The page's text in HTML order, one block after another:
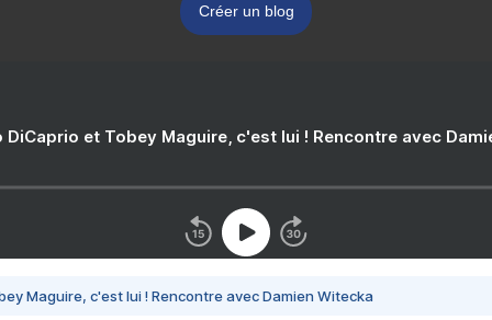
Créer un blog
DiCaprio et Tobey Maguire, c'est lui ! Rencontre avec
Maguire, c'est lui ! Rencontre avec Damien Witecka